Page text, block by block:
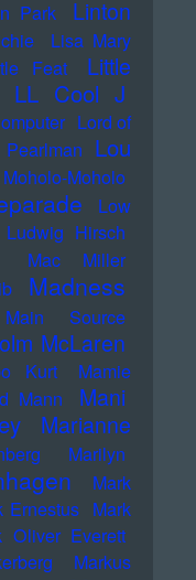
Park
Linton
Lisa Mary
Feat
Little
LL Cool J
Lord of
Pearlman Lou
Moholo
Low
Ludwig Hirsch
Mac Miller
Madness
Main Source
McLaren
Kurt
Mamie
Mann Mani
Marianne
Marilyn
Mark
Ernestus Mark
Oliver Everett
Markus